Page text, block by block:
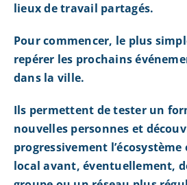
lieux de travail partagés.
Pour commencer, le plus
repérer les prochains
dans la ville.
Ils permettent de tester un
nouvelles personnes et
progressivement
local avant, éventuellement,